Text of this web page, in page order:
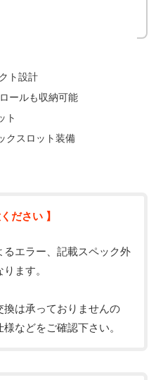
ト設計
ールも収納可能
ト
クスロット装備
ださい 】
エラー、記載スペック外
ます。
は承っておりませんの
などをご確認下さい。